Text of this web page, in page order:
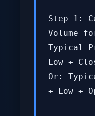
Step 1:
Volume
Typical
Low +
Or:
+ Low +